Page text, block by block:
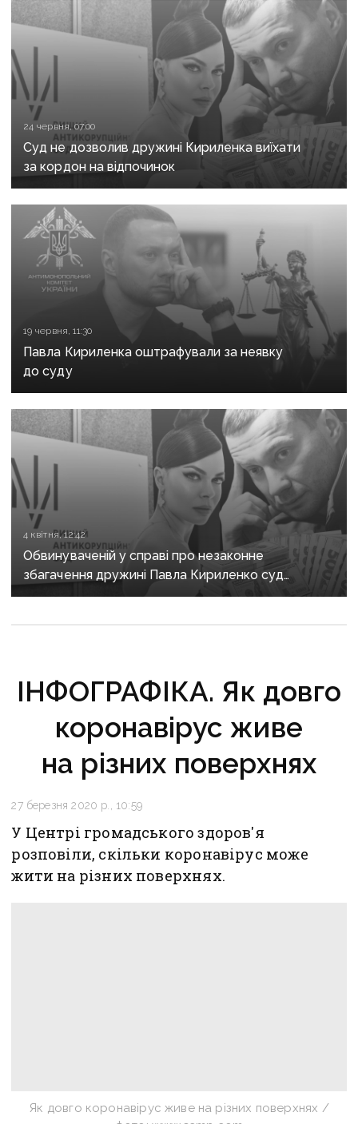
24 червня, 07:00
Суд не дозволив дружині Кириленка виїхати
за кордон на відпочинок
19 червня, 11:30
Павла Кириленка оштрафували за неявку
до суду
4 квітня, 12:42
Обвинуваченій у справі про незаконне
збагачення дружині Павла Кириленко суд
продовжив обмеження
ІНФОГРАФІКА. Як довго
коронавірус живе
на різних поверхнях
27 березня 2020 р., 10:59
У Центрі громадського здоров'я
розповіли, скільки коронавірус може
жити на різних поверхнях.
Як довго коронавірус живе на різних поверхнях /